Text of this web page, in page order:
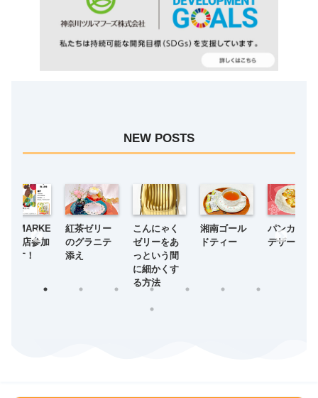
NEW POSTS
に出店参加
ます！
紅茶ゼリー
のグラニテ
添え
こんにゃく
ゼリーをあ
っという間
に細かくす
る方法
湘南ゴール
ドティー
パンカップ
デザート